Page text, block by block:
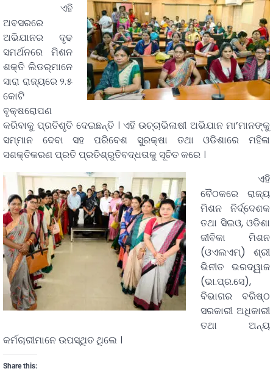
ଏହି
ଅବସରରେ
ଅଭିଯାନର ଦୃଢ
ସମର୍ଥନରେ ମିଶନ
ଶକ୍ତି ଲିଡର୍‌ମାନେ
ସାରା ରାଜ୍ୟରେ ୨.୫
କୋଟି
ବୃକ୍ଷରୋପଣ
କରିବାକୁ ପ୍ରତିଶୃତି ଦେଇଛନ୍ତି । ଏହି ଉଚ୍ଚାଭିଳାଷୀ ଅଭିଯାନ ମା’ମାନଙ୍କୁ
ସମ୍ମାନ ଦେବା ସହ ପରିବେଶ ସୁରକ୍ଷା ତଥା ଓଡିଶାରେ ମହିଳା
ସଶକ୍ତିକରଣ ପ୍ରତି ପ୍ରତିଶ୍ରୁତିବଦ୍ଧତାକୁ ସୂଚିତ କରେ ।
ଏହି
ବୈଠକରେ ରାଜ୍ୟ
ମିଶନ ନିର୍ଦ୍ଦେଶକ
ତଥା ସିଇଓ, ଓଡିଶା
ଜୀବିକା ମିଶନ
(ଓଏଲଏମ୍‌) ଶ୍ରୀ
ଭିନୀତ ଭରଦ୍ୱାଜ
(ଭା.ପ୍ର.ସେ),
ବିଭାଗର ବରିଷ୍ଠ
ସରକାରୀ ଅଧିକାରୀ
ତଥା ଅନ୍ୟ
କର୍ମଚାରୀମାନେ ଉପସ୍ଥିତ ଥିଲେ ।
Share this: